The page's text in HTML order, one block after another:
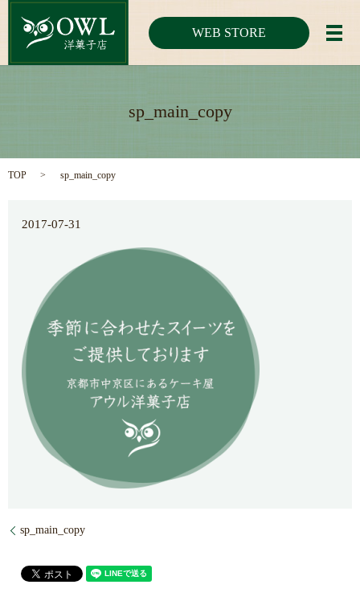
WEB STORE メ
sp_main_copy
TOP sp_main_copy
2017-07-31
sp_main_copy